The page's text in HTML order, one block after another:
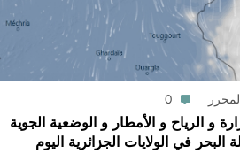
0
و الرياح و الأمطار و الوضعية الجوية
الجزائرية اليوم